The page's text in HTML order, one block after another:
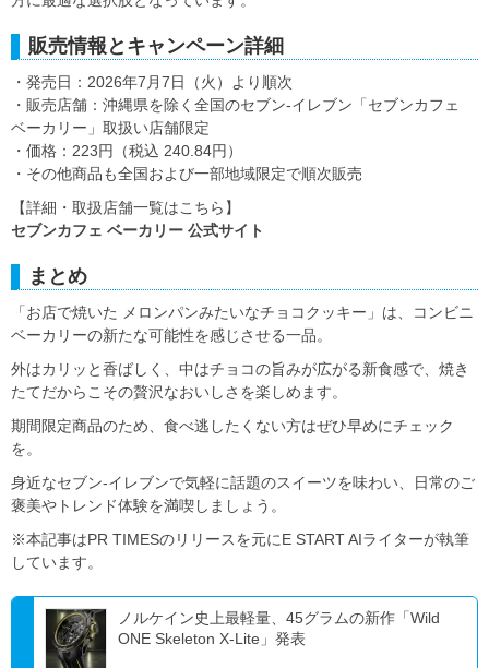
販売情報とキャンペーン詳細
・発売日：2026年7月7日（火）より順次
・販売店舗：沖縄県を除く全国のセブン‐イレブン「セブンカフェ
ベーカリー」取扱い店舗限定
・価格：223円（税込 240.84円）
・その他商品も全国および一部地域限定で順次販売
【詳細・取扱店舗一覧はこちら】
セブンカフェ ベーカリー 公式サイト
まとめ
「お店で焼いた メロンパンみたいなチョコクッキー」は、コンビニ
ベーカリーの新たな可能性を感じさせる一品。
外はカリッと香ばしく、中はチョコの旨みが広がる新食感で、焼き
たてだからこその贅沢なおいしさを楽しめます。
期間限定商品のため、食べ逃したくない方はぜひ早めにチェック
を。
身近なセブン‐イレブンで気軽に話題のスイーツを味わい、日常のご
褒美やトレンド体験を満喫しましょう。
※本記事はPR TIMESのリリースを元にE START AIライターが執筆
しています。
ノルケイン史上最軽量、45グラムの新作「Wild
ONE Skeleton X-Lite」発表